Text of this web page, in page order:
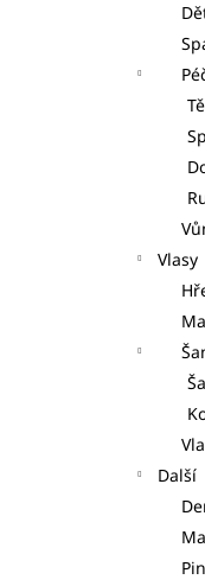
Vlasy
Další
S
125 Kč